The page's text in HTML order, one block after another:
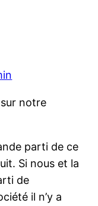
notre
parti de ce
Si nous et la
de
il n’y a